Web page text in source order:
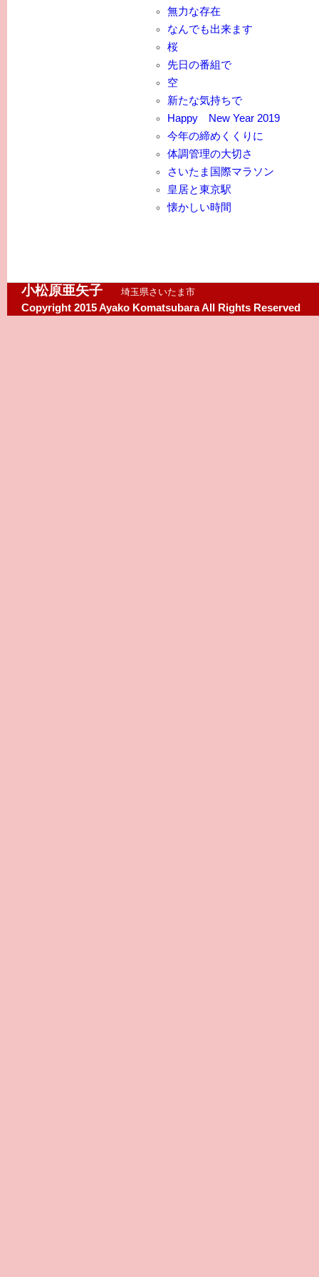
無力な存在
なんでも出来ます
桜
先日の番組で
空
新たな気持ちで
Happy New Year 2019
今年の締めくくりに
体調管理の大切さ
さいたま国際マラソン
皇居と東京駅
懐かしい時間
小松原亜矢子 埼玉県さいたま市
Copyright 2015 Ayako Komatsubara All Rights Reserved